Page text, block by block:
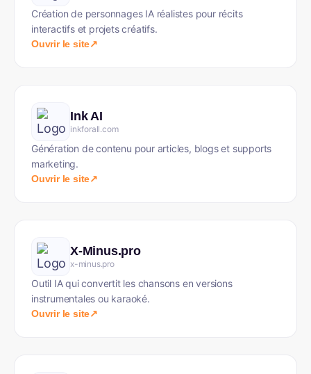
Création de personnages IA réalistes pour récits
interactifs et projets créatifs.
Ouvrir le site↗
Ink AI
inkforall.com
Génération de contenu pour articles, blogs et supports
marketing.
Ouvrir le site↗
X-Minus.pro
x-minus.pro
Outil IA qui convertit les chansons en versions
instrumentales ou karaoké.
Ouvrir le site↗